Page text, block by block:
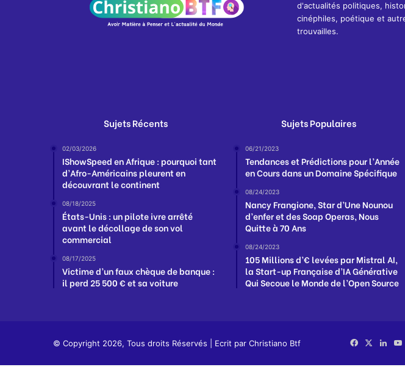
d'actualités politiques,
cinéphiles, poétique et
trouvailles.
Sujets Récents
02/03/2026
IShowSpeed en Afrique : pourquoi tant
d’Afro-Américains pleurent en
découvrant le continent
08/18/2025
États-Unis : un pilote ivre arrêté
avant le décollage de son vol
commercial
08/17/2025
Victime d’un faux chèque de banque :
il perd 25 500 € et sa voiture
Sujets Populaires
06/21/2023
Tendances et Prédictions pour l’Année
en Cours dans un Domaine Spécifique
08/24/2023
Nancy Frangione, Star d’Une Nounou
d’enfer et des Soap Operas, Nous
Quitte à 70 Ans
08/24/2023
105 Millions d’€ levées par Mistral AI,
la Start-up Française d’IA Générative
Qui Secoue le Monde de l’Open Source
© Copyright 2026, Tous droits Réservés | Ecrit par Christiano Btf Facebook